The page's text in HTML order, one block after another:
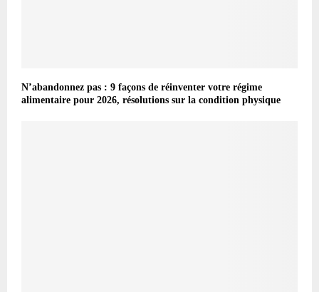
N’abandonnez pas : 9 façons de réinventer votre régime
alimentaire pour 2026, résolutions sur la condition physique